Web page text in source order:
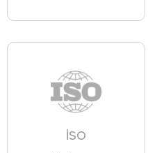
İSO